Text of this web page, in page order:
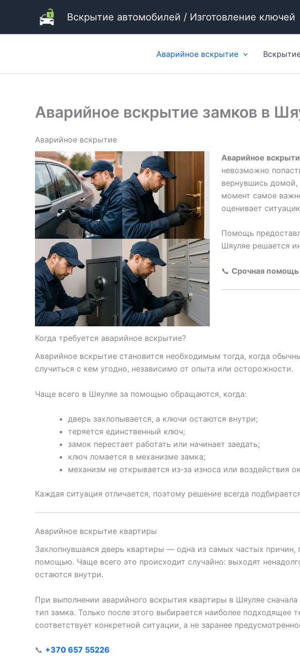
Вскрытие автомобилей / Изготовление ключей
Аварийное вскрытие
Аварийное вскрытие замков в
Аварийное вскрытие
Аварийное
невозможно
вернувшись домой,
момент самое
оценивает
Помощь
Шяуляе решается
📞 Срочная
Когда требуется аварийное вскрытие?
Аварийное вскрытие становится необходимым тогда, когда
случиться с кем угодно, независимо от опыта или осторожности.
Чаще всего в Шяуляе за помощью обращаются, когда:
дверь захлопывается, а ключи остаются внутри;
теряется единственный ключ;
замок перестает работать или начинает заедать;
ключ ломается в механизме замка;
механизм не открывается из‑за износа или воздействия
Каждая ситуация отличается, поэтому решение всегда
Аварийное вскрытие квартиры
Захлопнувшаяся дверь квартиры — одна из самых частых
помощью. Чаще всего это происходит случайно: выходят
остаются внутри.
При выполнении аварийного вскрытия квартиры в Шяуляе
тип замка. Только после этого выбирается наиболее подходящее
соответствует конкретной ситуации, а не заранее
📞 +370 657 55226